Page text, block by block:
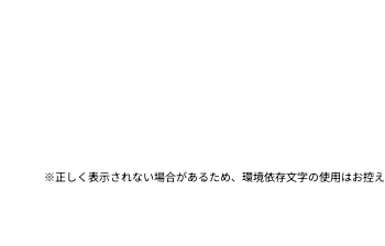
※正しく表示されない場合があるため、環境依存文字の使用はお控え